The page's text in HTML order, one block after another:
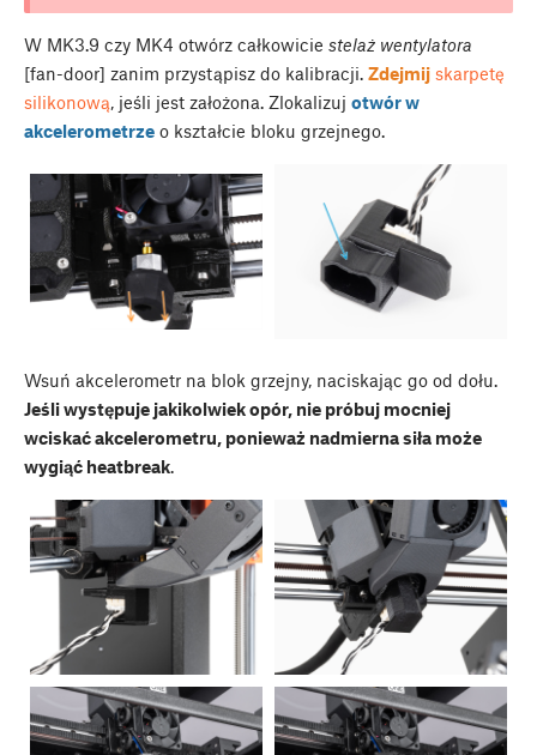
W MK3.9 czy MK4 otwórz całkowicie stelaż wentylatora
[fan-door] zanim przystąpisz do kalibracji. Zdejmij skarpetę
silikonową, jeśli jest założona. Zlokalizuj otwór w
akcelerometrze o kształcie bloku grzejnego.
Wsuń akcelerometr na blok grzejny, naciskając go od dołu.
Jeśli występuje jakikolwiek opór, nie próbuj mocniej
wciskać akcelerometru, ponieważ nadmierna siła może
wygiąć heatbreak.